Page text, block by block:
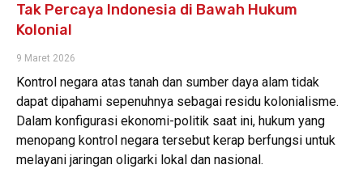
Tak Percaya Indonesia di Bawah Hukum
Kolonial
9 Maret 2026
Kontrol negara atas tanah dan sumber daya alam tidak
dapat dipahami sepenuhnya sebagai residu kolonialisme.
Dalam konfigurasi ekonomi-politik saat ini, hukum yang
menopang kontrol negara tersebut kerap berfungsi untuk
melayani jaringan oligarki lokal dan nasional.